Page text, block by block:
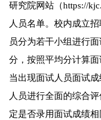
研究院网站（https://
人员名单。校内成立
员分为若干小组进行
分，按照平均分计算面
当出现面试人员面试
人员进行全面的综合
定是否录用面试成绩相